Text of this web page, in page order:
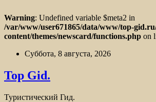
Warning: Undefined variable $meta2 in
/var/www/user671865/data/www/top-
content/themes/newscard/functions.php on
Перейти
содержимому
Суббота, 8 августа, 2026
Top Gid.
Туристический Гид.